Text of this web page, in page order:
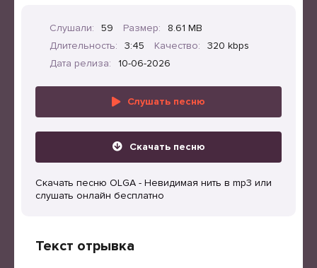
Слушали: 59 Размер:
8.61 MB
Длительность:
3:45 Качество:
320 kbps
Дата релиза:
10-06-2026
Слушать песню
Скачать песню
Скачать песню OLGA - Невидимая нить в mp3 или
слушать онлайн бесплатно
Текст отрывка